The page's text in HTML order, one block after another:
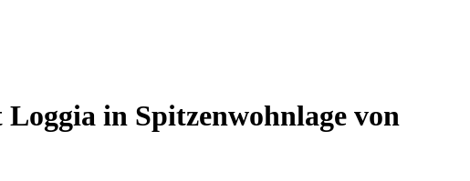
in Spitzenwohnlage von